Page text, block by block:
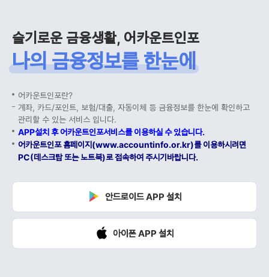
슬기로운 금융생활, 어카운트인포
나의 금융정보를 한눈에
어카운트인포란?
계좌, 카드/포인트, 보험/대출, 자동이체 등 금융정보를 한눈에 확인하고
관리할 수 있는 서비스 입니다.
APP설치 후 어카운트인포서비스를 이용하실 수 있습니다.
어카운트인포 홈페이지(www.accountinfo.or.kr)를 이용하시려면
PC(데스크탑 또는 노트북)로 접속하여 주시기바랍니다.
안드로이드 APP 설치
아이폰 APP 설치